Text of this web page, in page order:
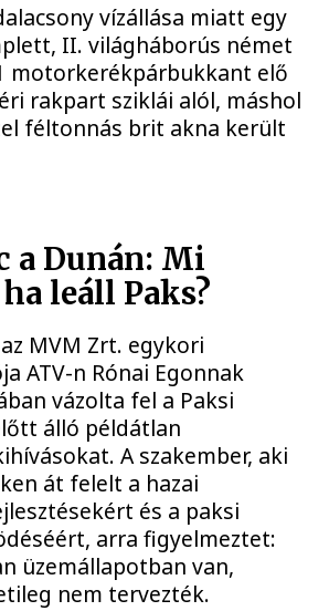
vízállása miatt egy
II. világháborús német
motorkerékpárbukkant elő
rakpart sziklái alól, máshol
féltonnás brit akna került
a Dunán: Mi
leáll Paks?
MVM Zrt. egykori
ATV-n Rónai Egonnak
vázolta fel a Paksi
álló példátlan
A szakember, aki
át felelt a hazai
és a paksi
arra figyelmeztet:
üzemállapotban van,
nem tervezték.